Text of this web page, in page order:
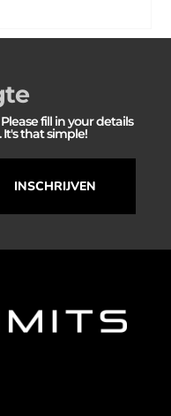
fill in your details
that simple!
INSCHRIJVEN